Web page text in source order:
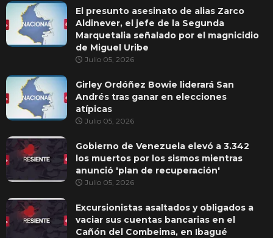
El presunto asesinato de alias Zarco
Aldinever, el jefe de la Segunda
Marquetalia señalado por el magnicidio
de Miguel Uribe
Julio 05, 2026
Girley Ordóñez Bowie liderará San
Andrés tras ganar en elecciones
atípicas
Julio 05, 2026
Gobierno de Venezuela elevó a 3.342
los muertos por los sismos mientras
anunció 'plan de recuperación'
Julio 05, 2026
Excursionistas asaltados y obligados a
vaciar sus cuentas bancarias en el
Cañón del Combeima, en Ibagué